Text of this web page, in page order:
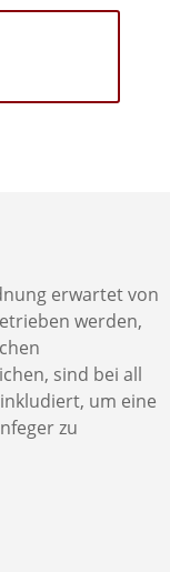
erwartet von
werden,
sind bei all
um eine
zu